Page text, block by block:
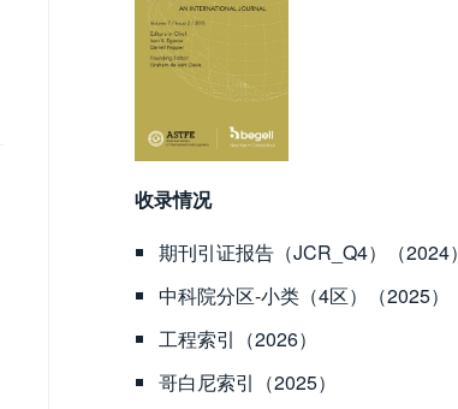
收录情况
期刊引证报告（JCR_Q4）（2024）
中科院分区-小类（4区）（2025）
工程索引（2026）
哥白尼索引（2025）